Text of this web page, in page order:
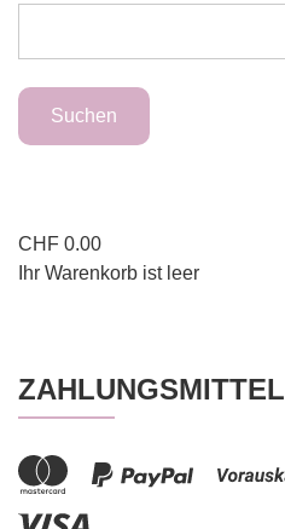
CHF 0.00
Ihr Warenkorb ist leer
ZAHLUNGSMITTEL